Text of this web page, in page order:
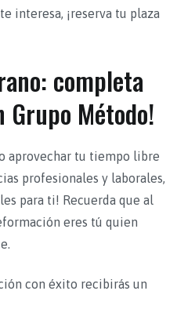
interesa, ¡reserva tu plaza
completa
Método!
aprovechar tu tiempo libre
profesionales y laborales,
para ti! Recuerda que al
eres tú quien
con éxito recibirás un